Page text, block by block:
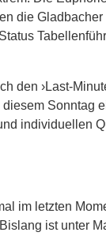
die Gladbacher
den ›Last-
Sonntag
individuellen
im letzten
ist unter